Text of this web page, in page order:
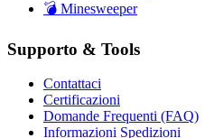
💣 Minesweeper
Supporto & Tools
Contattaci
Certificazioni
Domande Frequenti (FAQ)
Informazioni Spedizioni